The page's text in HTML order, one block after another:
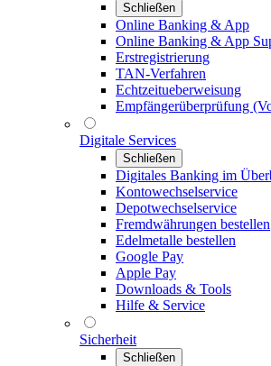
Schließen
Online Banking & App
Online Banking & App
Erstregistrierung
TAN-Verfahren
Echtzeitueberweisung
Empfängerüberprüfung
Digitale Services
Schließen
Digitales Banking im
Kontowechselservice
Depotwechselservice
Fremdwährungen bestellen
Edelmetalle bestellen
Google Pay
Apple Pay
Downloads & Tools
Hilfe & Service
Sicherheit
Schließen